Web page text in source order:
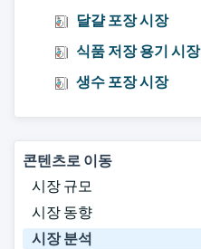
달걀 포장 시장
식품 저장 용기 시장
생수 포장 시장
콘텐츠로 이동
시장 규모
시장 동향
시장 분석